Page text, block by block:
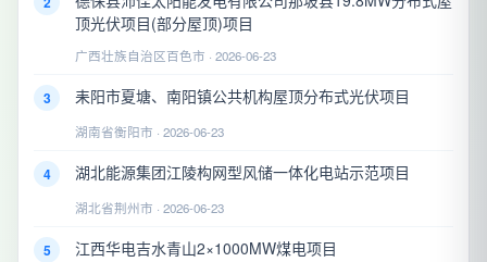
顶光伏项目(部分屋顶)项目
广西壮族自治区百色市 · 2026-06-23
3 耒阳市夏塘、南阳镇公共机构屋顶分布式光伏项目
湖南省衡阳市 · 2026-06-23
4 湖北能源集团江陵构网型风储一体化电站示范项目
湖北省荆州市 · 2026-06-23
5 江西华电吉水青山2×1000MW煤电项目